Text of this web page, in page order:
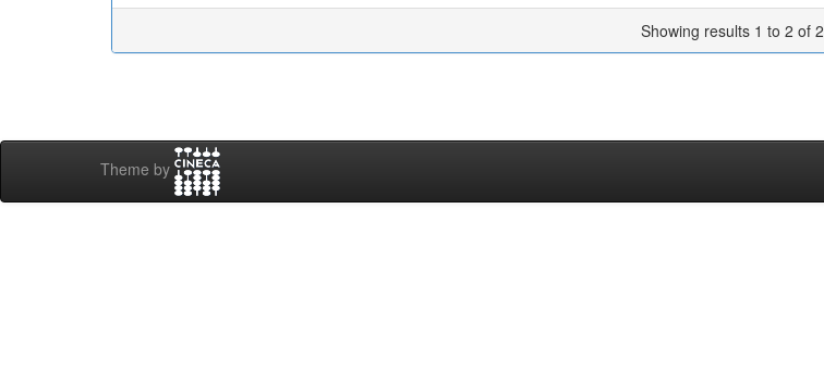
Showing results 1 to 2 of 2
Theme by